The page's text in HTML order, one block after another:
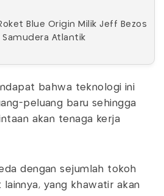
Blue Origin Milik Jeff Bezos
Atlantik
bahwa teknologi ini
peluang baru sehingga
akan tenaga kerja
dengan sejumlah tokoh
yang khawatir akan